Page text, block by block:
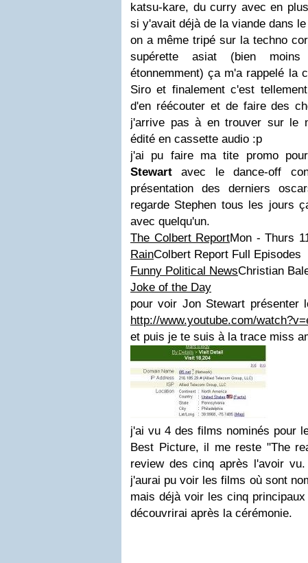
katsu-kare, du curry avec en
si y'avait déjà de la viande dans
on a même tripé sur la techno
supérette asiat (bien
étonnemment) ça m'a rappelé la
Siro et finalement c'est
d'en réécouter et de faire des
j'arrive pas à en trouver sur le
édité en cassette audio :p
j'ai pu faire ma tite promo
Stewart avec le dance-off
présentation des derniers
regarde Stephen tous les jours
avec quelqu'un.
The Colbert ReportMon - Thurs
RainColbert Report Full Episodes
Funny Political NewsChristian
Joke of the Day
pour voir Jon Stewart présenter
http://www.youtube.com/
et puis je te suis à la trace miss
j'ai vu 4 des films nominés pour
Best Picture, il me reste "The
review des cinq après l'avoir
j'aurai pu voir les films où sont
mais déjà voir les cinq
découvrirai après la cérémonie.